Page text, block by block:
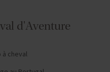
d'Aventure
à cheval